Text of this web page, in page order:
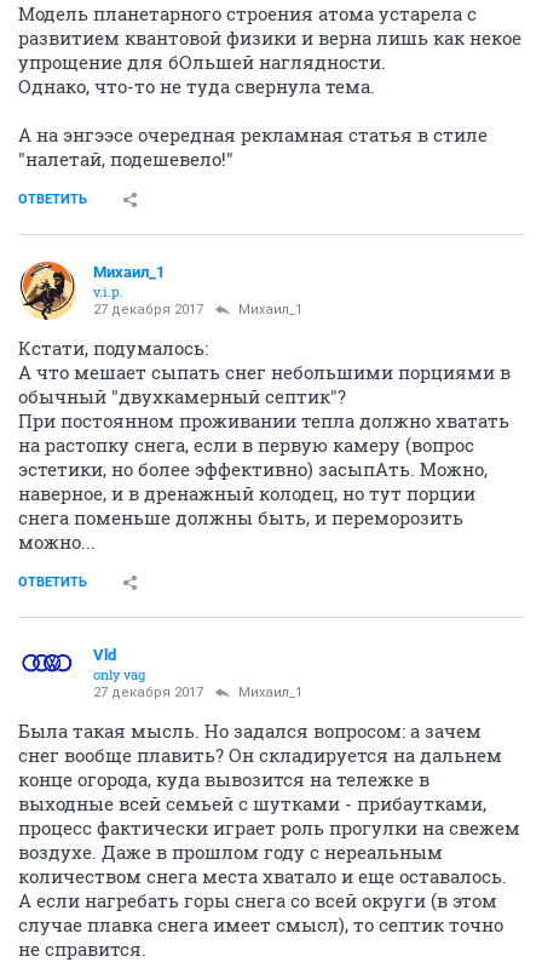
Модель планетарного строения атома устарела с
развитием квантовой физики и верна лишь как некое
упрощение для бОльшей наглядности.
Однако, что-то не туда свернула тема.
А на энгээсе очередная рекламная статья в стиле
"налетай, подешевело!"
ОТВЕТИТЬ
Михаил_1
v.i.p.
27 декабря 2017 Михаил_1
Кстати, подумалось:
А что мешает сыпать снег небольшими порциями в
обычный "двухкамерный септик"?
При постоянном проживании тепла должно хватать
на растопку снега, если в первую камеру (вопрос
эстетики, но более эффективно) засыпАть. Можно,
наверное, и в дренажный колодец, но тут порции
снега поменьше должны быть, и переморозить
можно...
ОТВЕТИТЬ
Vld
only vag
27 декабря 2017 Михаил_1
Была такая мысль. Но задался вопросом: а зачем
снег вообще плавить? Он складируется на дальнем
конце огорода, куда вывозится на тележке в
выходные всей семьей с шутками - прибаутками,
процесс фактически играет роль прогулки на свежем
воздухе. Даже в прошлом году с нереальным
количеством снега места хватало и еще оставалось.
А если нагребать горы снега со всей округи (в этом
случае плавка снега имеет смысл), то септик точно
не справится.